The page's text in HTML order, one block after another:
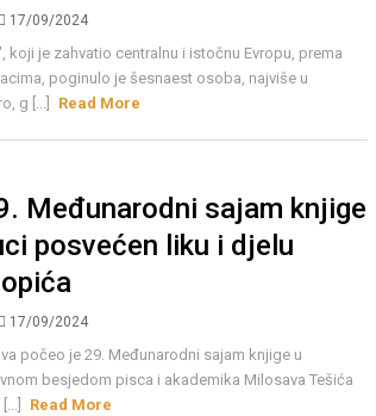
17/09/2024
koji je zahvatio centralnu i istočnu Еvropu, prema
poginulo je šesnaest osoba, najviše u
g [...]
Read More
Međunarodni sajam knjige
posvećen liku i djelu
17/09/2024
počeo je 29. Međunarodni sajam knjige u
besjedom pisca i akademika Milosava Tešića
Read More